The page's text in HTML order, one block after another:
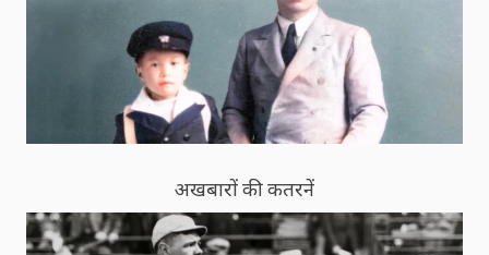
अखबारों की कतरनें